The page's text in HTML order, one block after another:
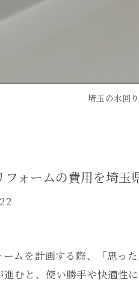
埼玉の水回
フォームの費用を埼玉
ームを計画する際、「思っ
進むと、使い勝手や快適性